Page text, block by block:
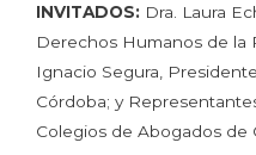
INVITADOS: Dra. Laura
Derechos Humanos de la
Ignacio Segura,
Córdoba; y
Colegios de Abogados de